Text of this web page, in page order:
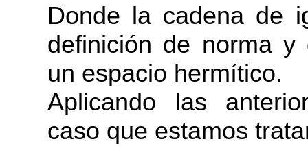
Donde la cadena de
definición de norma
un espacio hermítico.
Aplicando las
caso que estamos